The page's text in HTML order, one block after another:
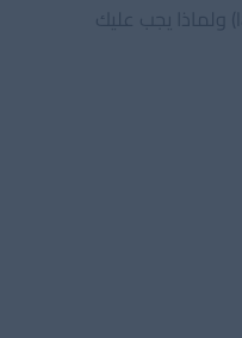
ما هي تقنية لانج تشين (lang chain) ولماذا يجب عليك